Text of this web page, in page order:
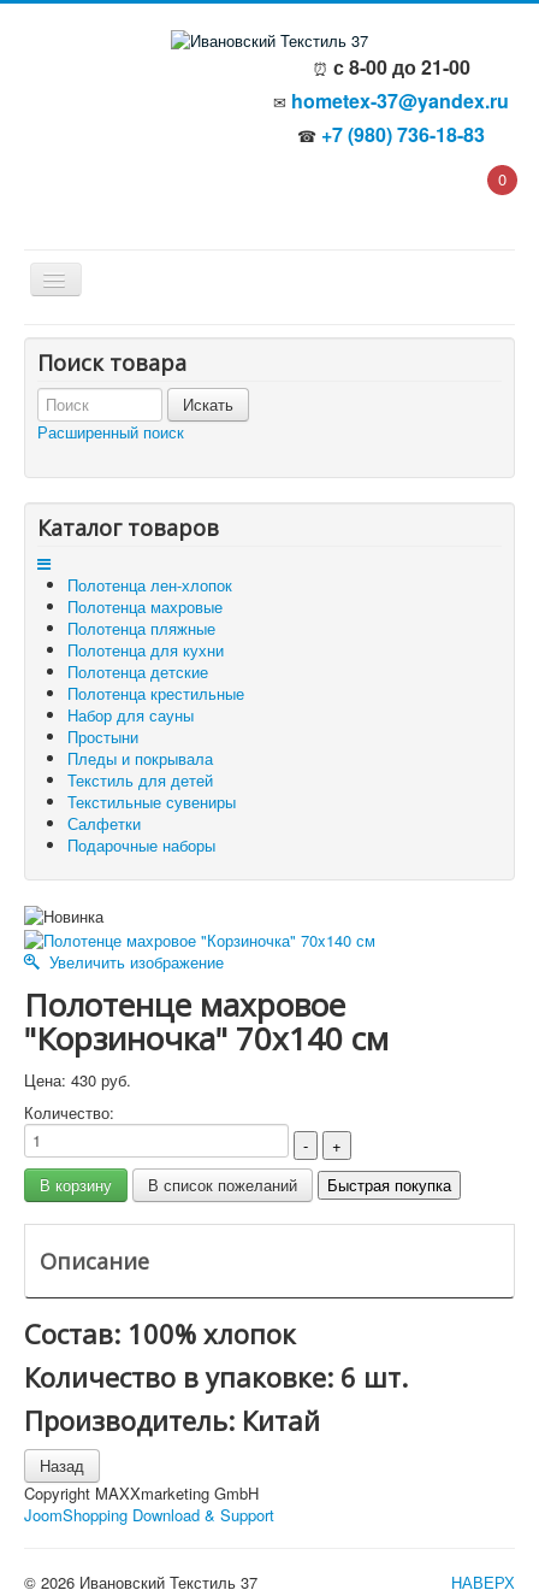
⏰ с 8-00 до 21-00
✉ hometex-37@yandex.ru
☎ +7 (980) 736-18-83
0
О компании
Политика безопасности
Пользовательское соглашение
Каталог товаров
Отзывы и предложения
Контакты
Корзина
Отложенные товары
Вы здесь: Главная
Полотенца махровые
Полотенце махровое "Корзиночка" 70x140 см
Поиск товара
Расширенный поиск
Каталог товаров
Полотенца лен-хлопок
Полотенца махровые
Полотенца пляжные
Полотенца для кухни
Полотенца детские
Полотенца крестильные
Набор для сауны
Простыни
Пледы и покрывала
Текстиль для детей
Текстильные сувениры
Салфетки
Подарочные наборы
Увеличить изображение
Полотенце махровое
"Корзиночка" 70x140 см
Цена: 430 руб.
Количество:
Описание
Состав: 100% хлопок
Количество в упаковке: 6 шт.
Производитель: Китай
Copyright MAXXmarketing GmbH
JoomShopping Download & Support
НАВЕРХ
© 2026 Ивановский Текстиль 37